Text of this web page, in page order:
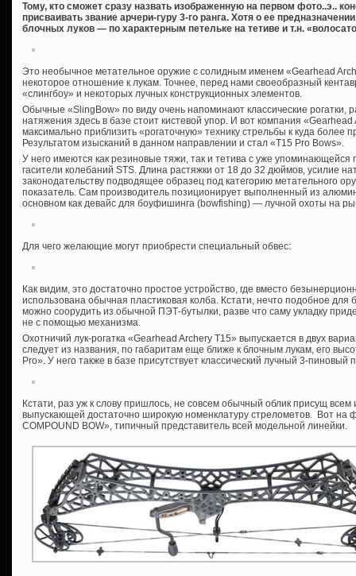
Тому, кто сможет сразу назвать изображенную на первом фото..э..
присваивать звание арчери-гуру 3-го ранга. Хотя о ее
блочных луков — по характерным петельке на тетиве и т.н.
Это необычное метательное оружие с солидным именем «Gearhead
некоторое отношение к лукам. Точнее, перед нами своеобразный
«слингбоу» и некоторых лучных конструкционных элементов.
Обычные «SlingBow» по виду очень напоминают классические рогатки,
натяжения здесь в базе стоит кистевой упор. И вот компания
максимально приблизить «рогаточную» технику стрельбы к куда более
Результатом изысканий в данном направлении и стал «T15 Pro Bows».
У него имеются как резиновые тяжи, так и тетива с уже упоминающейся
гасители колебаний STS. Длина растяжки от 18 до 32 дюймов, усилие
законодательству подводящее образец под категорию метательного
показатель. Сам производитель позиционирует выполненный из
основном как девайс для боуфишинга (bowfishing) — лучной охоты на
Для чего желающие могут приобрести специальный обвес:
Как видим, это достаточно простое устройство, где вместо
использована обычная пластиковая колба. Кстати, нечто подобное
можно соорудить из обычной ПЭТ-бутылки, разве что саму укладку
не с помощью механизма.
Охотничий лук-рогатка «Gearhead Archery T15» выпускается в двух
следует из названия, по габаритам еще ближе к блочным лукам, его
Pro». У него также в базе присутствует классический лучный 3-пиновый
Кстати, раз уж к слову пришлось, не совсем обычный облик присущ
выпускающей достаточно широкую номенклатуру стрелометов. Вот на
COMPOUND BOW», типичный представитель всей модельной линейки.